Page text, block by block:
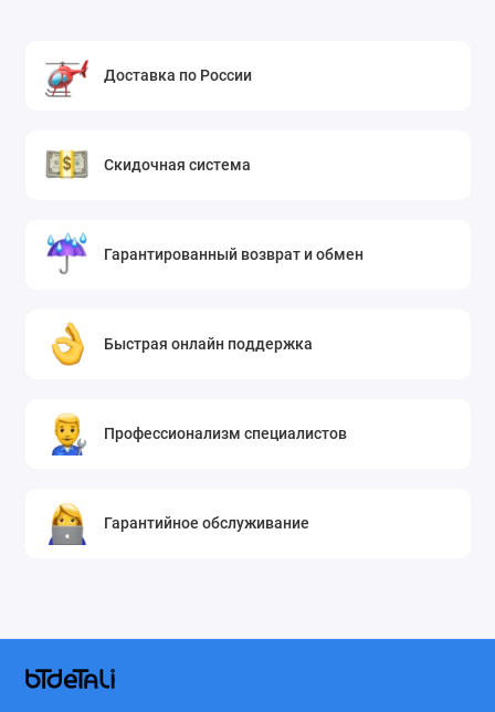
Доставка по России
Скидочная система
Гарантированный возврат и обмен
Быстрая онлайн поддержка
Профессионализм специалистов
Гарантийное обслуживание